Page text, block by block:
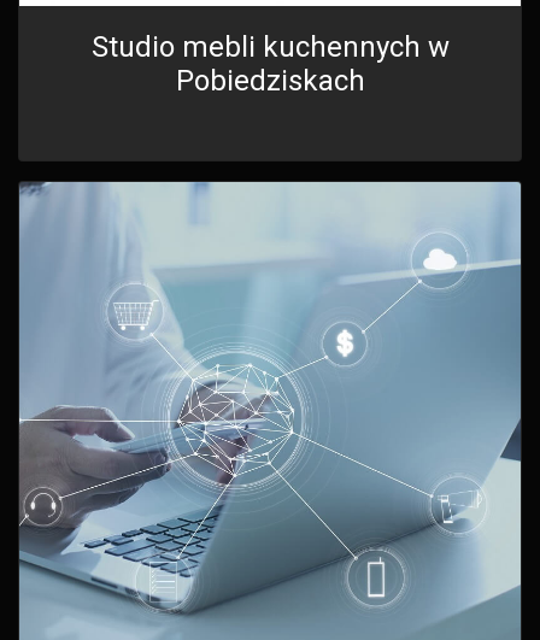
Studio mebli kuchennych w
Pobiedziskach